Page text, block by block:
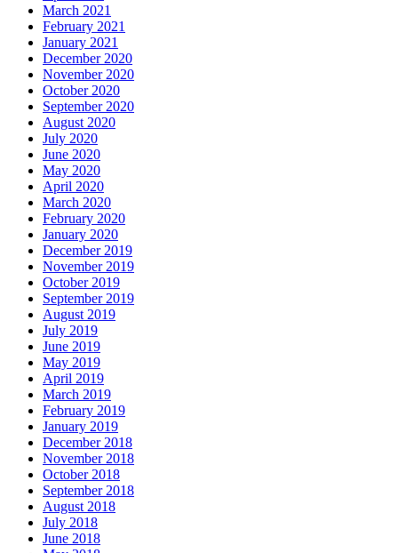
March 2021
February 2021
January 2021
December 2020
November 2020
October 2020
September 2020
August 2020
July 2020
June 2020
May 2020
April 2020
March 2020
February 2020
January 2020
December 2019
November 2019
October 2019
September 2019
August 2019
July 2019
June 2019
May 2019
April 2019
March 2019
February 2019
January 2019
December 2018
November 2018
October 2018
September 2018
August 2018
July 2018
June 2018